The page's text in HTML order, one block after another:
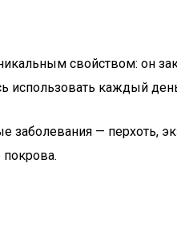
свойством: он
использовать каждый
заболевания — перхоть,
покрова.